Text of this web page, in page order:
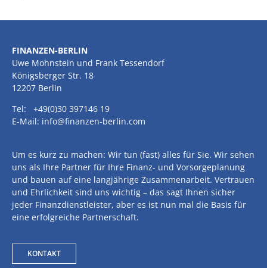
FINANZEN-BERLIN
Uwe Mohnstein und Frank Tessendorf
Königsberger Str. 18
12207 Berlin
Tel: +49(0)30 397146 19
E-Mail: info@finanzen-berlin.com
Um es kurz zu machen: Wir tun (fast) alles für Sie. Wir sehen
uns als Ihre Partner für Ihre Finanz- und Vorsorgeplanung
und bauen auf eine langjährige Zusammenarbeit. Vertrauen
und Ehrlichkeit sind uns wichtig – das sagt Ihnen sicher
jeder Finanzdienstleister, aber es ist nun mal die Basis für
eine erfolgreiche Partnerschaft.
KONTAKT